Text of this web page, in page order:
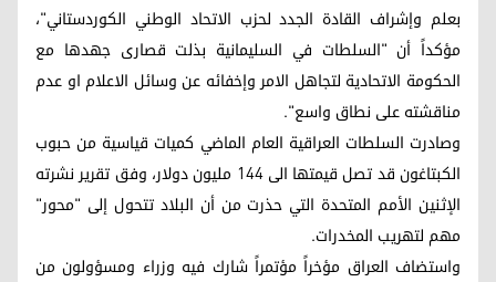
بعلم وإشراف القادة الجدد لحزب الاتحاد الوطني الكوردستاني"،
مؤكداً أن "السلطات في السليمانية بذلت قصارى جهدها مع
الحكومة الاتحادية لتجاهل الامر وإخفائه عن وسائل الاعلام او عدم
مناقشته على نطاق واسع".
وصادرت السلطات العراقية العام الماضي كميات قياسية من حبوب
الكبتاغون قد تصل قيمتها الى 144 مليون دولار، وفق تقرير نشرته
الإثنين الأمم المتحدة التي حذرت من أن البلاد تتحول إلى "محور"
مهم لتهريب المخدرات.
واستضاف العراق مؤخراً مؤتمراً شارك فيه وزراء ومسؤولون من